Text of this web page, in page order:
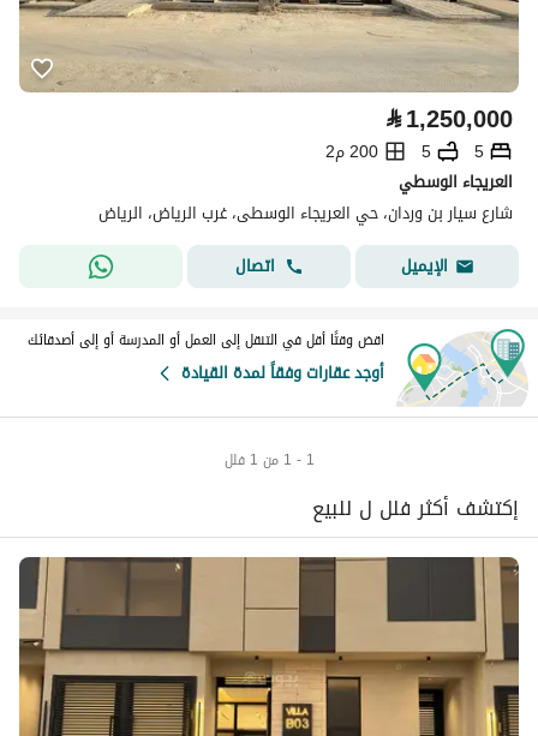
⃁1,250,000
5
5
200 م2
العريجاء الوسطي
شارع سيار بن وردان، حي العريجاء الوسطى، غرب الرياض، الرياض
الإيميل
اتصال
اقض وقتًا أقل في التنقل إلى العمل أو المدرسة أو إلى أصدقائك
أوجد عقارات وفقاً لمدة القيادة
1 - 1 من 1 فلل
إكتشف أكثر فلل ل للبيع